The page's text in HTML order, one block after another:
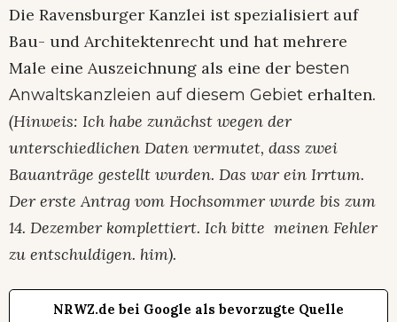
Die Ravensburger Kanzlei ist spezialisiert auf
Bau- und Architektenrecht und hat mehrere
Male eine Auszeichnung als eine der besten
Anwaltskanzleien auf diesem Gebiet erhalten.
(Hinweis: Ich habe zunächst wegen der
unterschiedlichen Daten vermutet, dass zwei
Bauanträge gestellt wurden. Das war ein Irrtum.
Der erste Antrag vom Hochsommer wurde bis zum
14. Dezember komplettiert. Ich bitte meinen Fehler
zu entschuldigen. him).
NRWZ.de bei Google als bevorzugte Quelle